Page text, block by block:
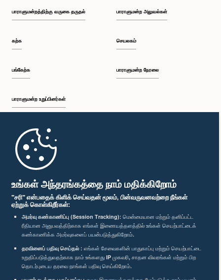
உங்கள் அந்தரங்கத்தை நாம் மதிக்கிறோம்
"சரி" என்பதைக் கிளிக் செய்வதன் மூலம், பின்வருவனவற்றை நீங்கள்
ஏற்றுக் கொள்கிறீர்கள்:
அமர்வு கண்காணிப்பு (Session Tracking): மென்மையான மற்றும் தனிப்பட்ட
ரீதியான அனுபவத்திற்காக எங்கள் இணையத்தளத்தில் உங்கள் செயற்பாட்டைக்
கண்காணிக்க அமர்வுகளைப் பயன்படுத்துகிறோம்.
தரவினைப் பதிவு செய்தல் : எங்கள் சேவைகளின் பாதுகாப்பு மற்றும் செயற்பாட்டை
உறுதிப்படுத்துவதற்காக நாம் உங்களது IP முகவரி, சாதன விவரங்கள் மற்றும் பிற
தொடர்புடைய தரவை நாங்கள் பதிவு செய்கிறோம்.
பாராளுமன்றத்திற்கு வருகை தருதல்
கற்க
பங்கேற்க
பாராளுமன்ற உறுப்பினர்கள்
முதற்பக்கம்
பாராளுமன்ற அலுவல்கள்
செயலகம்
பாராளுமன்ற நேரலை
பாராளுமன்ற கையடக்க செயலி
எம்மை பின்தொடர்க :
விருதுகள்